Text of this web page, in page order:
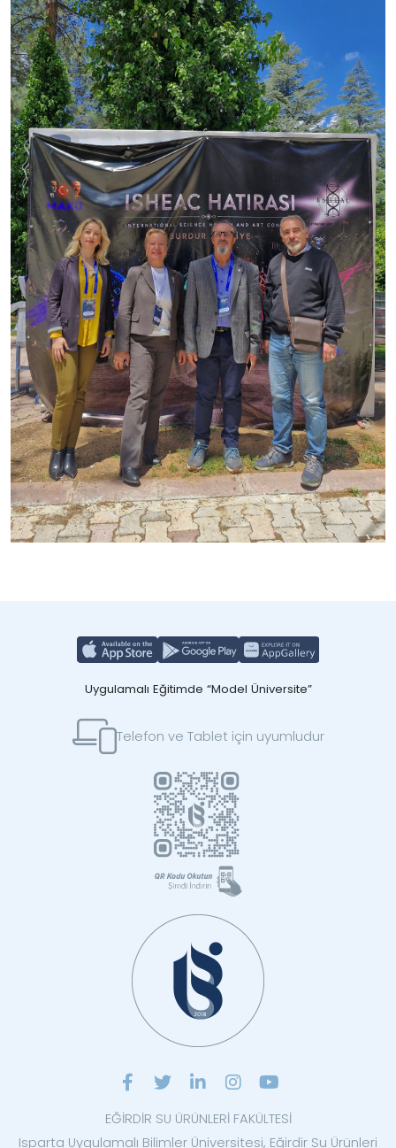
Uygulamalı Eğitimde “Model Üniversite”
Telefon ve Tablet için uyumludur
EĞİRDİR SU ÜRÜNLERİ FAKÜLTESİ
Isparta Uygulamalı Bilimler Üniversitesi, Eğirdir Su Ürünleri